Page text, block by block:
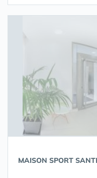
MAISON SPORT